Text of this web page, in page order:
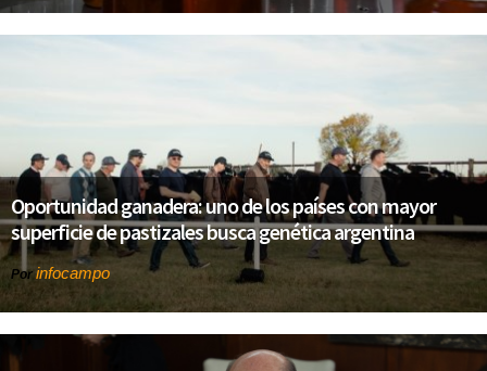
Oportunidad ganadera: uno de los países con mayor
superficie de pastizales busca genética argentina
Por infocampo